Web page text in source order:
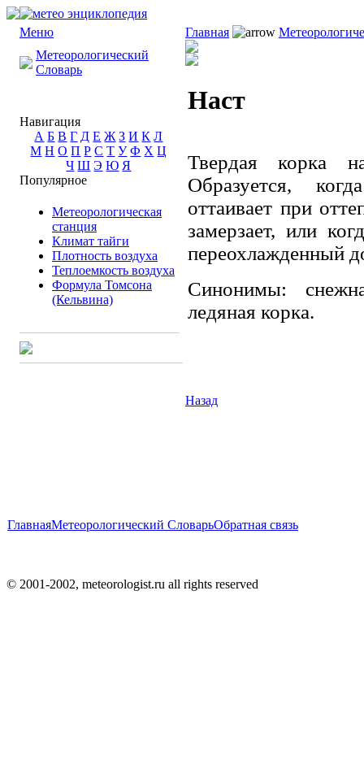
Меню
Метеорологический
Словарь
Навигация
А Б В Г Д Е Ж З И К Л
М Н О П Р С Т У Ф Х Ц
Ч Ш Э Ю Я
Популярное
Метеорологическая
станция
Климат тайги
Плотность воздуха
Теплоемкость воздуха
Формула Томсона
(Кельвина)
Главная
Наст
Твердая корка
Образуется,
оттаивает при
замерзает, или
переохлажденный
Синонимы:
ледяная корка.
Назад
ГлавнаяМетеорологический СловарьОбратная связь
© 2001-2002, meteorologist.ru all rights reserved